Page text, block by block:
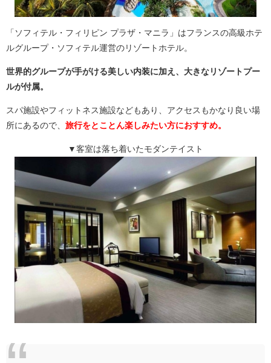
「ソフィテル・フィリピン プラザ・マニラ」はフランスの高級ホテ
ルグループ・ソフィテル運営のリゾートホテル。
世界的グループが手がける美しい内装に加え、大きなリゾートプー
ルが付属。
スパ施設やフィットネス施設などもあり、アクセスもかなり良い場
所にあるので、 旅行をとことん楽しみたい方におすすめ。
▼客室は落ち着いたモダンテイスト